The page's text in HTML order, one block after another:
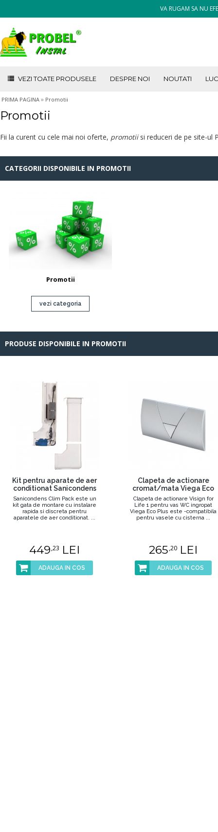
VA RUGAM SA NU
VEZI TOATE PRODUSELE DESPRE NOI NOUTATI
PRIMA PAGINA » Promotii
Promotii
Fii la curent cu cele mai noi oferte, promotiisi reduceri de pe site-ul
CATEGORII DISPONIBILE IN PROMOTII
Promotii
vezi categoria
PRODUSE DISPONIBILE IN PROMOTII
Kit pentru aparate de aer
conditionat Sanicondens
Clim Pack
Sanicondens Clim Pack este un
kit gata de montare cu instalare
rapida si discreta pentru
aparatele de aer conditionat. ...
449,23 LEI
ADAUGA IN COS
Clapeta de actionare
cromat/mata Viega Eco
Plus Visign for Life 1
pentru vas WC ingropat
Clapeta de actionare Visign for
Life 1 pentru vas WC ingropat
Viega Eco Plus este -compatibila
pentru vasele cu cisterna ...
265,20LEI
ADAUGA IN COS